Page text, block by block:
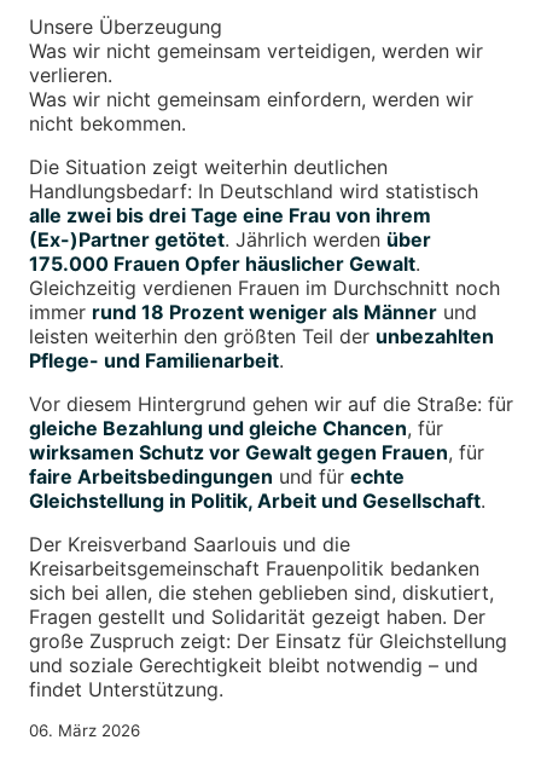
Unsere Überzeugung
Was wir nicht gemeinsam verteidigen, werden wir
verlieren.
Was wir nicht gemeinsam einfordern, werden wir
nicht bekommen.
Die Situation zeigt weiterhin deutlichen
Handlungsbedarf: In Deutschland wird statistisch
alle zwei bis drei Tage eine Frau von ihrem
(Ex-)Partner getötet. Jährlich werden über
175.000 Frauen Opfer häuslicher Gewalt.
Gleichzeitig verdienen Frauen im Durchschnitt noch
immer rund 18 Prozent weniger als Männerund
leisten weiterhin den größten Teil der unbezahlten
Pflege- und Familienarbeit.
Vor diesem Hintergrund gehen wir auf die Straße: für
gleiche Bezahlung und gleiche Chancen, für
wirksamen Schutz vor Gewalt gegen Frauen, für
faire Arbeitsbedingungen und für echte
Gleichstellung in Politik, Arbeit und Gesellschaft.
Der Kreisverband Saarlouis und die
Kreisarbeitsgemeinschaft Frauenpolitik bedanken
sich bei allen, die stehen geblieben sind, diskutiert,
Fragen gestellt und Solidarität gezeigt haben. Der
große Zuspruch zeigt: Der Einsatz für Gleichstellung
und soziale Gerechtigkeit bleibt notwendig – und
findet Unterstützung.
06. März 2026